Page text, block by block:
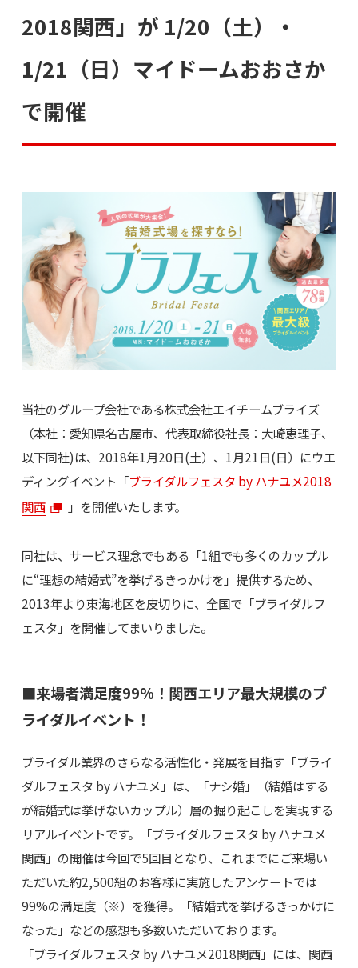
2018関西」が 1/20（土）・
1/21（日）マイドームおおさか
で開催
当社のグループ会社である株式会社エイチームブライズ
（本社：愛知県名古屋市、代表取締役社長：大崎恵理子、
以下同社)は、2018年1月20日(土）、1月21日(日）にウエ
ディングイベント「ブライダルフェスタ by ハナユメ2018
関西
」を開催いたします。
同社は、サービス理念でもある「1組でも多くのカップル
に“理想の結婚式”を挙げるきっかけを」提供するため、
2013年より東海地区を皮切りに、全国で「ブライダルフ
ェスタ」を開催してまいりました。
■来場者満足度99%！関西エリア最大規模のブ
ライダルイベント！
ブライダル業界のさらなる活性化・発展を目指す「ブライ
ダルフェスタ by ハナユメ」は、「ナシ婚」（結婚はする
が結婚式は挙げないカップル）層の掘り起こしを実現する
リアルイベントです。「ブライダルフェスタ by ハナユメ
関西」の開催は今回で5回目となり、これまでにご来場い
ただいた約2,500組のお客様に実施したアンケートでは
99%の満足度（※）を獲得。「結婚式を挙げるきっかけに
なった」などの感想も多数いただいております。
「ブライダルフェスタ by ハナユメ2018関西」には、関西